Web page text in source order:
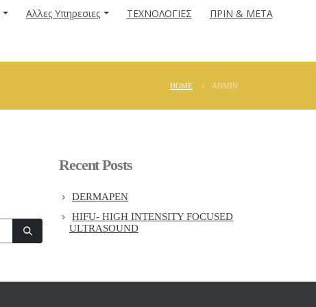
Αλλες Υπηρεσιες ΤΕΧΝΟΛΟΓΙΕΣ
ΠΡΙΝ & ΜΕΤΑ
HOME ADMIN
Recent Posts
DERMAPEN
HIFU- HIGH INTENSITY FOCUSED
ULTRASOUND